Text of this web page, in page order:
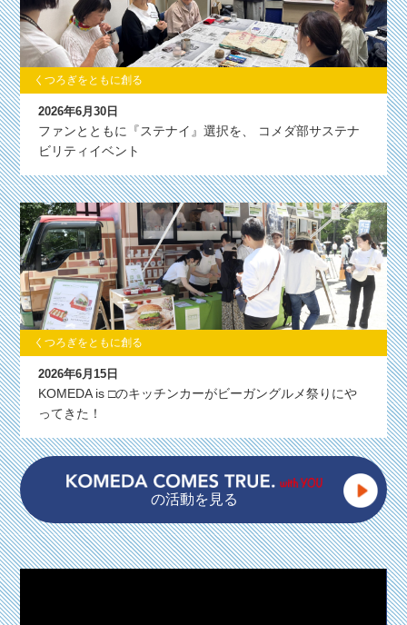
くつろぎをともに創る
2026年6月30日
ファンとともに『ステナイ』選択を、 コメダ部サステナ
ビリティイベント
くつろぎをともに創る
2026年6月15日
KOMEDA is □のキッチンカーがビーガングルメ祭りにや
ってきた！
の活動を見る